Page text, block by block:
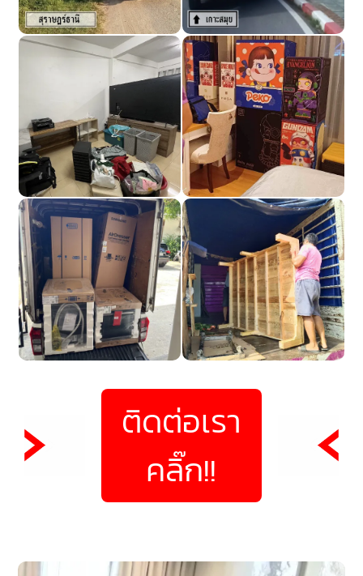
ติดต่อเรา
คลิ๊ก!!